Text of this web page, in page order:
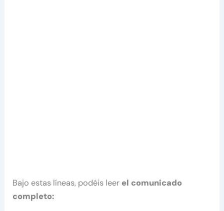
Bajo estas líneas, podéis leer el comunicado
completo: